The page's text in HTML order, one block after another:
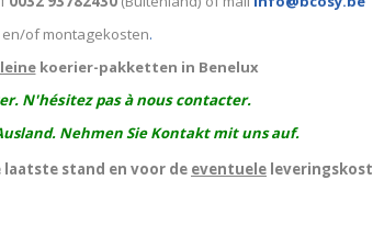
en/of montagekosten.
koerier-pakketten in Benelux
. N'hésitez pas à nous contacter.
Nehmen Sie Kontakt mit uns auf.
laatste stand en voor de eventuele leveringskost